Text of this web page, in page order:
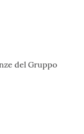
del Gruppo